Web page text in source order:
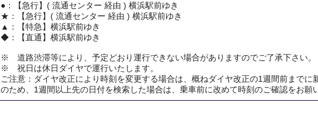
●：【急行】( 流通センター 経由 ) 横浜駅前ゆき
★：【急行】( 流通センター 経由 ) 横浜駅前ゆき
▲：【特急】横浜駅前ゆき
◆：【直通】横浜駅前ゆき
※ 道路渋滞等により、予定どおり運行できない場合がありますのでご了承下さい。
※ 祝日は休日ダイヤで運行いたします。
ご注意：ダイヤ改正により時刻を変更する場合は、概ねダイヤ改正の1週間前までに
のため、1週間以上先の日付を検索した場合は、乗車前に改めて時刻のご確認をお願